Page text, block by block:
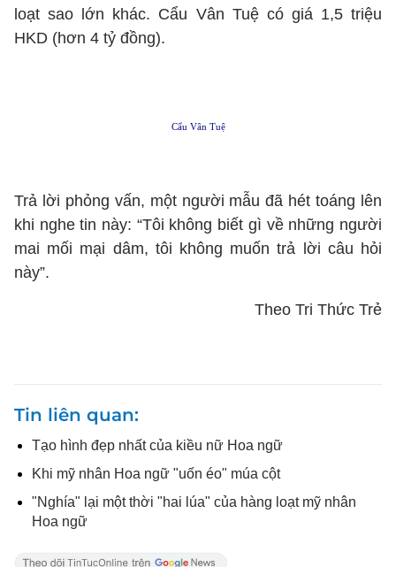
loạt sao lớn khác. Cẩu Vân Tuệ có giá 1,5 triệu
HKD (hơn 4 tỷ đồng).
Cẩu Vân Tuệ
Trả lời phỏng vấn, một người mẫu đã hét toáng lên
khi nghe tin này: “Tôi không biết gì về những người
mai mối mại dâm, tôi không muốn trả lời câu hỏi
này”.
Theo Tri Thức Trẻ
Tin liên quan
Tạo hình đẹp nhất của kiều nữ Hoa ngữ
Khi mỹ nhân Hoa ngữ "uốn éo" múa cột
"Nghía" lại một thời "hai lúa" của hàng loạt mỹ nhân
Hoa ngữ